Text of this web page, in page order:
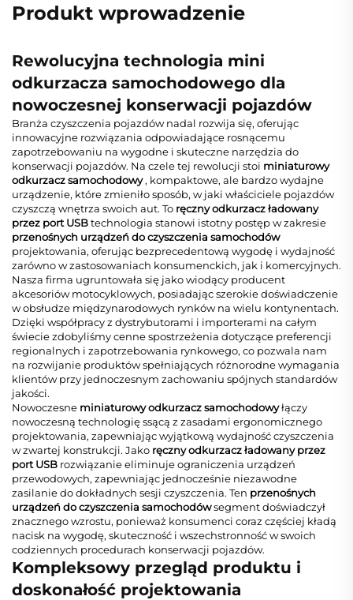
Produkt wprowadzenie
Rewolucyjna technologia mini
odkurzacza samochodowego dla
nowoczesnej konserwacji pojazdów
Branża czyszczenia pojazdów nadal rozwija się, oferując
innowacyjne rozwiązania odpowiadające rosnącemu
zapotrzebowaniu na wygodne i skuteczne narzędzia do
konserwacji pojazdów. Na czele tej rewolucji stoi miniaturowy
odkurzacz samochodowy, kompaktowe, ale bardzo wydajne
urządzenie, które zmieniło sposób, w jaki właściciele pojazdów
czyszczą wnętrza swoich aut. To ręczny odkurzacz ładowany
przez port USBtechnologia stanowi istotny postęp w zakresie
przenośnych urządzeń do czyszczenia samochodów
projektowania, oferując bezprecedentową wygodę i wydajność
zarówno w zastosowaniach konsumenckich, jak i komercyjnych.
Nasza firma ugruntowała się jako wiodący producent
akcesoriów motocyklowych, posiadając szerokie doświadczenie
w obsłudze międzynarodowych rynków na wielu kontynentach.
Dzięki współpracy z dystrybutorami i importerami na całym
świecie zdobyliśmy cenne spostrzeżenia dotyczące preferencji
regionalnych i zapotrzebowania rynkowego, co pozwala nam
na rozwijanie produktów spełniających różnorodne wymagania
klientów przy jednoczesnym zachowaniu spójnych standardów
jakości.
Nowoczesne miniaturowy odkurzacz samochodowyłączy
nowoczesną technologię ssącą z zasadami ergonomicznego
projektowania, zapewniając wyjątkową wydajność czyszczenia
w zwartej konstrukcji. Jako ręczny odkurzacz ładowany przez
port USB rozwiązanie eliminuje ograniczenia urządzeń
przewodowych, zapewniając jednocześnie niezawodne
zasilanie do dokładnych sesji czyszczenia. Ten przenośnych
urządzeń do czyszczenia samochodówsegment doświadczył
znacznego wzrostu, ponieważ konsumenci coraz częściej kładą
nacisk na wygodę, skuteczność i wszechstronność w swoich
codziennych procedurach konserwacji pojazdów.
Kompleksowy przegląd produktu i
doskonałość projektowania